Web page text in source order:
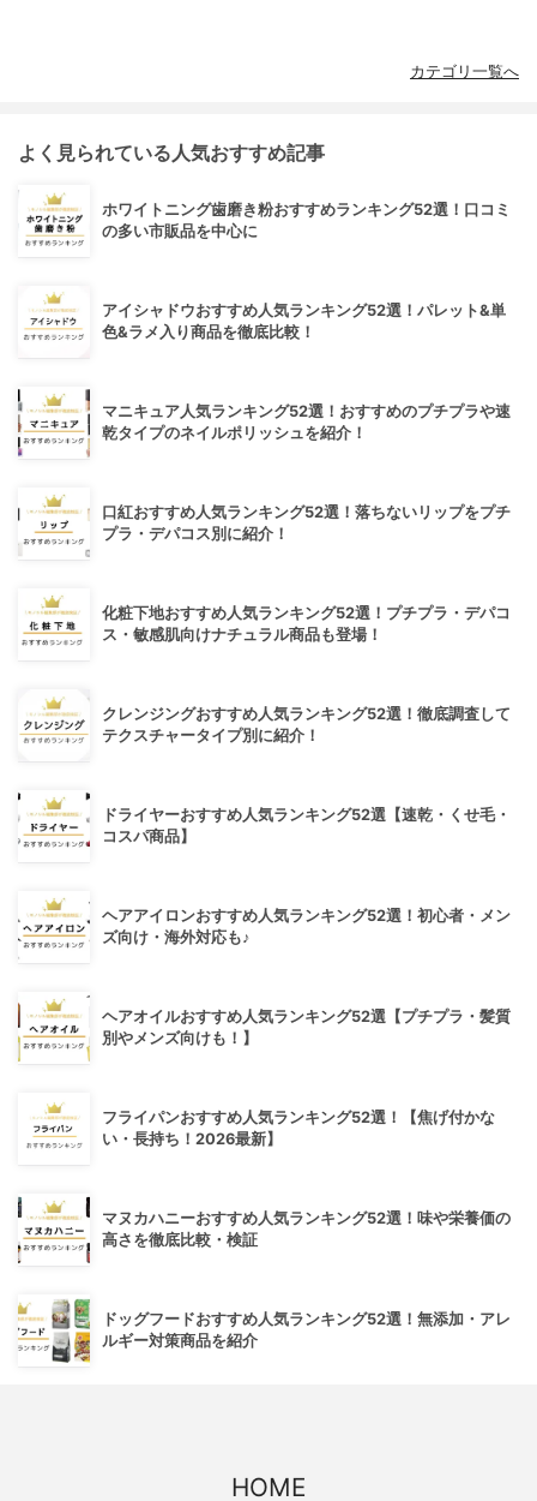
カテゴリ一覧へ
よく見られている人気おすすめ記事
ホワイトニング歯磨き粉おすすめランキング52選！口コミ
の多い市販品を中心に
アイシャドウおすすめ人気ランキング52選！パレット&単
色&ラメ入り商品を徹底比較！
マニキュア人気ランキング52選！おすすめのプチプラや速
乾タイプのネイルポリッシュを紹介！
口紅おすすめ人気ランキング52選！落ちないリップをプチ
プラ・デパコス別に紹介！
化粧下地おすすめ人気ランキング52選！プチプラ・デパコ
ス・敏感肌向けナチュラル商品も登場！
クレンジングおすすめ人気ランキング52選！徹底調査して
テクスチャータイプ別に紹介！
ドライヤーおすすめ人気ランキング52選【速乾・くせ毛・
コスパ商品】
ヘアアイロンおすすめ人気ランキング52選！初心者・メン
ズ向け・海外対応も♪
ヘアオイルおすすめ人気ランキング52選【プチプラ・髪質
別やメンズ向けも！】
フライパンおすすめ人気ランキング52選！【焦げ付かな
い・長持ち！2026最新】
マヌカハニーおすすめ人気ランキング52選！味や栄養価の
高さを徹底比較・検証
ドッグフードおすすめ人気ランキング52選！無添加・アレ
ルギー対策商品を紹介
HOME